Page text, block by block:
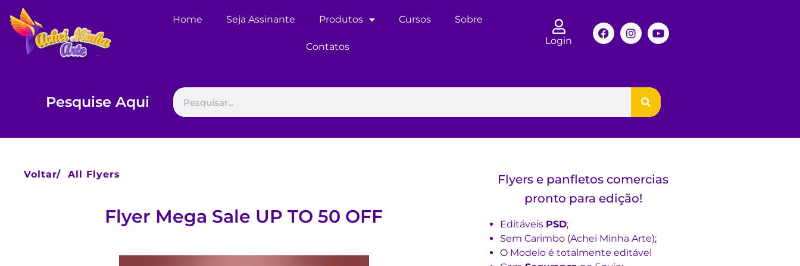
Home Seja Assinante Produtos Cursos Sobre
Contatos
Login
Pesquise Aqui
Voltar/ All Flyers
Flyer Mega Sale UP TO 50 OFF
Flyers e panfletos comercias
pronto para edição!
Editáveis PSD;
Sem Carimbo (Achei Minha Arte);
O Modelo é totalmente editável